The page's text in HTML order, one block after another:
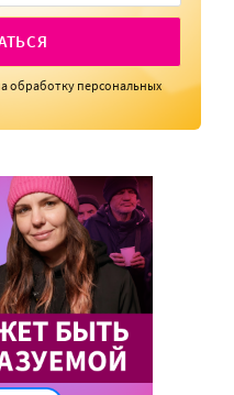
обработку персональных